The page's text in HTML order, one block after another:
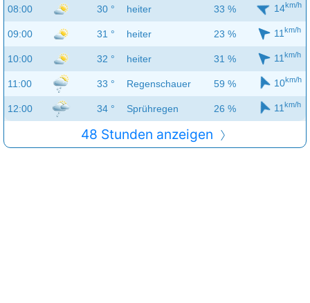
08:00 30 ° heiter 33 % 14km/h
09:00 31 ° heiter 23 % 11 km/h
10:00 32 ° heiter 31 % 11 km/h
11:00 33 ° Regenschauer 59 % 10km/h
12:00 34 ° Sprühregen 26 % 11 km/h
48 Stunden anzeigen